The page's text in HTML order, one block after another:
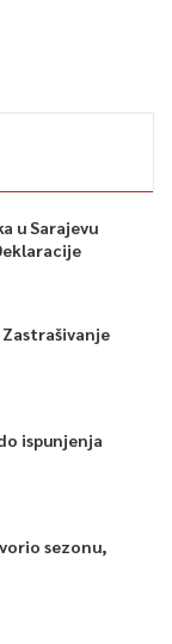
u Sarajevu
Zastrašivanje
ispunjenja
sezonu,